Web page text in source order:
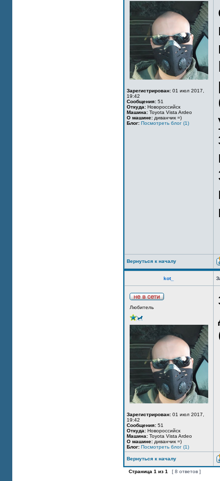
Зарегистрирован: 01 июл 2017,
19:42
Сообщения: 51
Откуда: Новороссийск
Машина: Toyota Vista Ardeo
О машине: диванчик =)
Блог: Посмотреть блог (1)
Вернуться к началу
kot_
Любитель
Зарегистрирован: 01 июл 2017,
19:42
Сообщения: 51
Откуда: Новороссийск
Машина: Toyota Vista Ardeo
О машине: диванчик =)
Блог: Посмотреть блог (1)
Вернуться к началу
Страница 1 из 1 [ 8 ответов ]